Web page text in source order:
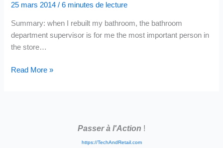
25 mars 2014 /6 minutes de lecture
Summary: when I rebuilt my bathroom, the bathroom
department supervisor is for me the most important person in
the store…
Should
Read More »
Passer à l'Action !
https://TechAndRetail.com